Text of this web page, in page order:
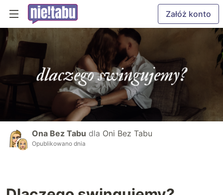
Załóż konto
Ona Bez Tabu dla Oni Bez Tabu
Opublikowano dnia